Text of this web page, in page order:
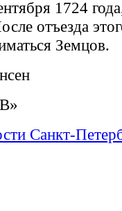
1724
отъезда
Земцов.
Санкт-